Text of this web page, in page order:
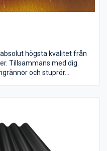
högsta kvalitet från
Tillsammans med dig
och stuprör.